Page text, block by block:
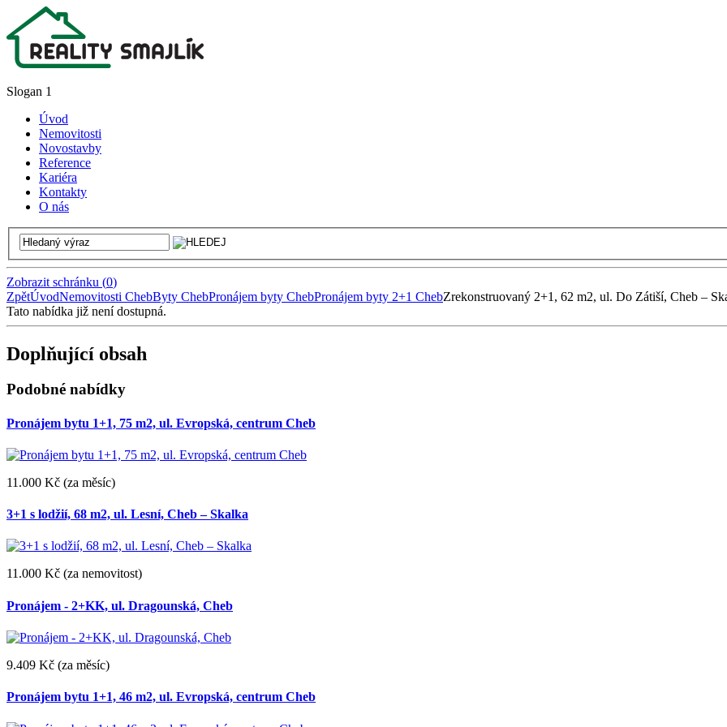
Slogan 1
Úvod
Nemovitosti
Novostavby
Reference
Kariéra
Kontakty
O nás
Zobrazit schránku (0)
ZpětÚvodNemovitosti ChebByty ChebPronájem byty ChebPronájem byty 2+1 ChebZrekonstruovaný 2+1, 62 m2, ul. Do Zátiší, Cheb –
Tato nabídka již není dostupná.
Doplňující obsah
Podobné nabídky
Pronájem bytu 1+1, 75 m2, ul. Evropská, centrum Cheb
11.000 Kč (za měsíc)
3+1 s lodžií, 68 m2, ul. Lesní, Cheb – Skalka
11.000 Kč (za nemovitost)
Pronájem - 2+KK, ul. Dragounská, Cheb
9.409 Kč (za měsíc)
Pronájem bytu 1+1, 46 m2, ul. Evropská, centrum Cheb